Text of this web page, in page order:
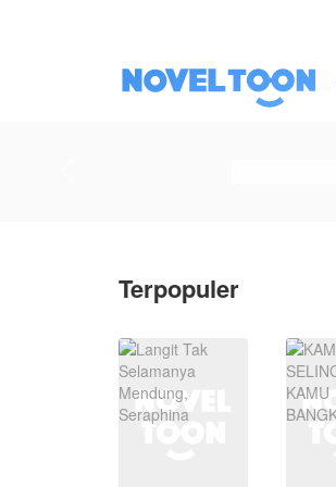
Terpopuler